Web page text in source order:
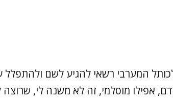
המערבי רשאי להגיע לשם ולהתפלל
אפילו מוסלמי, זה לא משנה לי,